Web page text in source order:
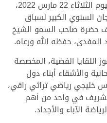
شهدها ميدان التحدي، مساء اليوم الثلاثاء 22 مارس 2022،
السنوي الكبير لسباق
حضرة صاحب السمو الشيخ
المفدى، حفظه الله ورعاه.
الفضية، المخصصة
والأشقاء أبناء دول
خليجي رياضي تراثي راقي،
في واحد من أهم
الآباء والأجداد.